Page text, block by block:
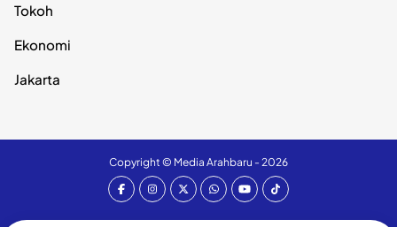
Tokoh
Ekonomi
Jakarta
Copyright © Media Arahbaru - 2026